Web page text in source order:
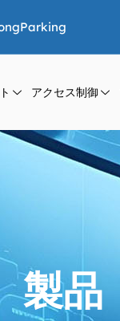
アクセス制御
製品